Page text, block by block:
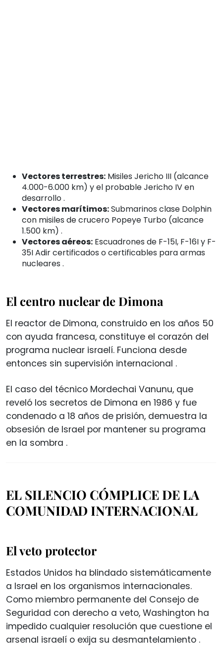
Vectores terrestres: Misiles Jericho III (alcance
4.000-6.000 km) y el probable Jericho IV en
desarrollo.
Vectores marítimos:Submarinos clase Dolphin
con misiles de crucero Popeye Turbo (alcance
1.500 km) .
Vectores aéreos: Escuadrones de F-15I, F-16I y F-
35I Adir certificados o certificables para armas
nucleares .
El centro nuclear de Dimona
El reactor de Dimona, construido en los años 50
con ayuda francesa, constituye el corazón del
programa nuclear israelí. Funciona desde
entonces sin supervisión internacional .
El caso del técnico Mordechai Vanunu, que
reveló los secretos de Dimona en 1986 y fue
condenado a 18 años de prisión, demuestra la
obsesión de Israel por mantener su programa
en la sombra .
EL SILENCIO CÓMPLICE DE LA
COMUNIDAD INTERNACIONAL
El veto protector
Estados Unidos ha blindado sistemáticamente
a Israel en los organismos internacionales.
Como miembro permanente del Consejo de
Seguridad con derecho a veto, Washington ha
impedido cualquier resolución que cuestione el
arsenal israelí o exija su desmantelamiento .